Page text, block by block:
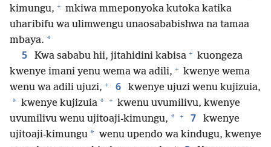
kimungu, + mkiwa mmeponyoka kutoka katika
uharibifu wa ulimwengu unaosababishwa na tamaa
mbaya. *
5 Kwa sababu hii, jitahidini kabisa + kuongeza
kwenye imani yenu wema wa adili, + kwenye wema
wenu wa adili ujuzi, + 6 kwenye ujuzi wenu kujizuia,
* kwenye kujizuia * + kwenu uvumilivu, kwenye
uvumilivu wenu ujitoaji-kimungu, * + 7
kwenye
ujitoaji-kimungu * wenu upendo wa kindugu, kwenye